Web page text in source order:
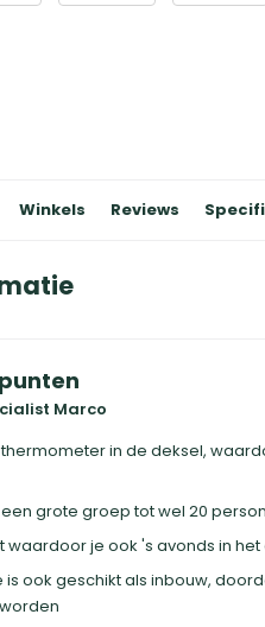
Winkels Reviews
Marco
in de deksel,
grote groep tot wel 20
waardoor je ook 's avonds in
ook geschikt als inbouw,